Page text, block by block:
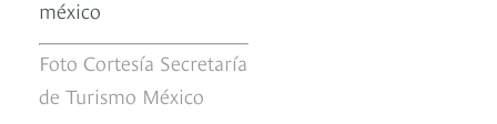
Foto Cortesía Secretaría
de Turismo México